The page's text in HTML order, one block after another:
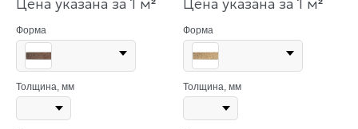
²
Форма
Толщина, мм
²
Форма
Толщина, мм